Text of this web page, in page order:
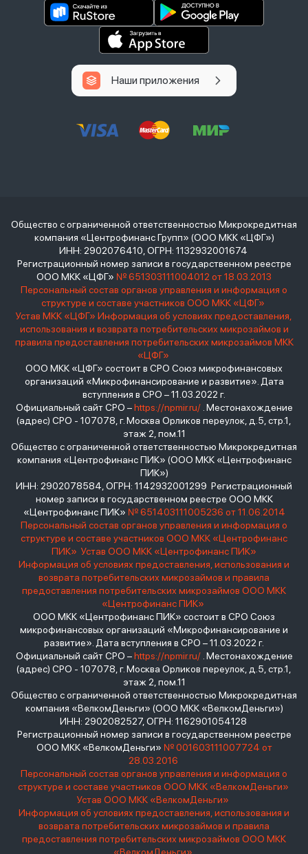
Наши приложения
Общество с ограниченной ответственностью Микрокредитная
компания «Центрофинанс Групп» (ООО МКК «ЦФГ»)
ИНН: 2902076410, ОГРН: 1132932001674
Регистрационный номер записи в государственном реестре
ООО МКК «ЦФГ» № 651303111004012 от 18.03.2013
Персональный состав органов управления и информация о
структуре и составе участников ООО МКК «ЦФГ»
Устав МКК «ЦФГ» Информация об условиях предоставления,
использования и возврата потребительских микрозаймов и
правила предоставления потребительских микрозаймов МКК
«ЦФГ»
ООО МКК «ЦФГ» состоит в СРО Союз микрофинансовых
организаций «Микрофинансирование и развитие». Дата
вступления в СРО – 11.03.2022 г.
Официальный сайт СРО –https://npmir.ru/. Местонахождение
(адрес) СРО - 107078, г. Москва Орликов переулок, д.5, стр.1,
этаж 2, пом.11
Общество с ограниченной ответственностью Микрокредитная
компания «Центрофинанс ПИК» (ООО МКК «Центрофинанс
ПИК»)
ИНН: 2902078584, ОГРН: 1142932001299 Регистрационный
номер записи в государственном реестре ООО МКК
«Центрофинанс ПИК» № 651403111005236 от 11.06.2014
Персональный состав органов управления и информация о
структуре и составе участников ООО МКК «Центрофинанс
ПИК» Устав ООО МКК «Центрофинанс ПИК»
Информация об условиях предоставления, использования и
возврата потребительских микрозаймов и правила
предоставления потребительских микрозаймов ООО МКК
«Центрофинанс ПИК»
ООО МКК «Центрофинанс ПИК» состоит в СРО Союз
микрофинансовых организаций «Микрофинансирование и
развитие». Дата вступления в СРО – 11.03.2022 г.
Официальный сайт СРО –https://npmir.ru/. Местонахождение
(адрес) СРО - 107078, г. Москва Орликов переулок, д.5, стр.1,
этаж 2, пом.11
Общество с ограниченной ответственностью Микрокредитная
компания «ВелкомДеньги» (ООО МКК «ВелкомДеньги»)
ИНН: 2902082527, ОГРН: 1162901054128
Регистрационный номер записи в государственном реестре
ООО МКК «ВелкомДеньги» № 001603111007724 от
28.03.2016
Персональный состав органов управления и информация о
структуре и составе участников ООО МКК «ВелкомДеньги»
Устав ООО МКК «ВелкомДеньги»
Информация об условиях предоставления, использования и
возврата потребительских микрозаймов и правила
предоставления потребительских микрозаймов ООО МКК